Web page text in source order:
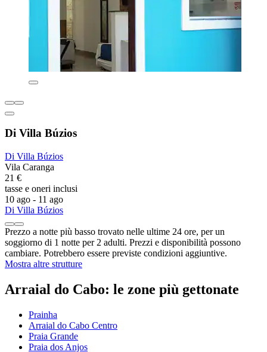
Di Villa Búzios
Di Villa Búzios
Vila Caranga
21 €
tasse e oneri inclusi
10 ago - 11 ago
Di Villa Búzios
Prezzo a notte più basso trovato nelle ultime 24 ore, per un
soggiorno di 1 notte per 2 adulti. Prezzi e disponibilità possono
cambiare. Potrebbero essere previste condizioni aggiuntive.
Mostra altre strutture
Arraial do Cabo: le zone più gettonate
Prainha
Arraial do Cabo Centro
Praia Grande
Praia dos Anjos